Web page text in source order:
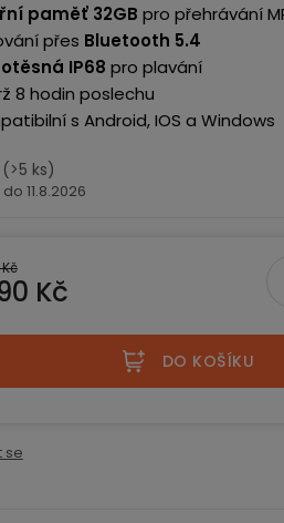
paměť 32GB pro přehrávání
přes Bluetooth 5.4
IP68 pro plavání
8 hodin poslechu
s Android, IOS a Windows
(>5 ks)
11.8.2026
Kč
DO KOŠÍKU
se